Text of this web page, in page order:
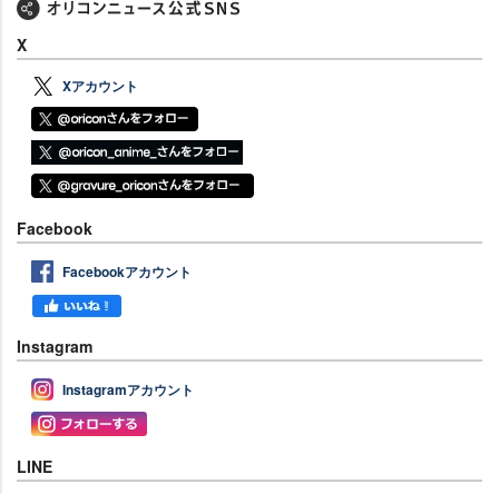
X
Xアカウント
Facebook
Facebookアカウント
Instagram
Instagramアカウント
LINE